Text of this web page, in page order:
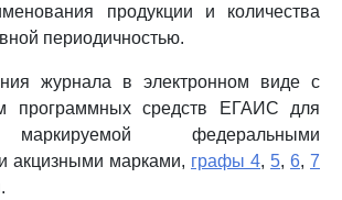
продукции и количества
периодичностью.
журнала в электронном виде с
программных средств ЕГАИС для
федеральными
акцизными марками, графы 4, 5, 6, 7